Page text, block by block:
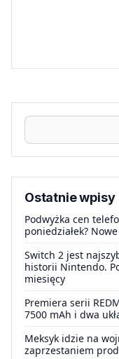
Ostatnie wpisy
Podwyżka cen
poniedziałek?
Switch 2 jest
historii Nintendo.
miesięcy
Premiera serii
7500 mAh i dwa
Meksyk idzie na
zaprzestaniem